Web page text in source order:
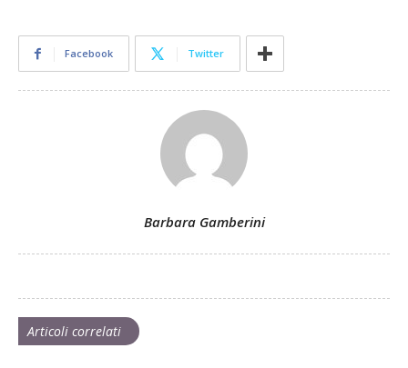
Facebook Twitter
Barbara Gamberini
Articoli correlati